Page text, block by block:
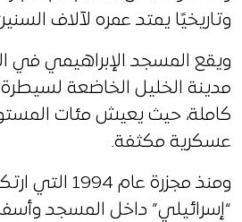
وتاريخيًا يمتد عمره لآلاف
ويقع المسجد الإبراهيمي في
مدينة الخليل الخاضعة لسيطرة
كاملة، حيث يعيش مئات
عسكرية مكثفة.
ومنذ مجزرة عام